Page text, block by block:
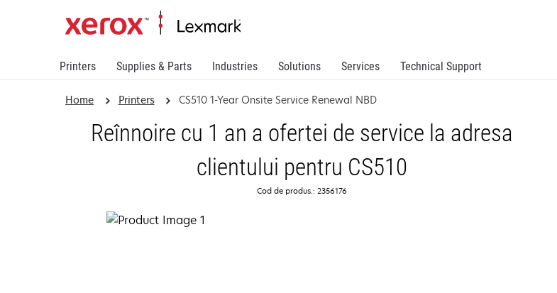
Printers Supplies & Parts Industries Solutions Services Technical Support
Home Printers CS510 1-Year Onsite Service Renewal NBD
Reînnoire cu 1 an a ofertei de service la adresa
clientului pentru CS510
Cod de produs.: 2356176